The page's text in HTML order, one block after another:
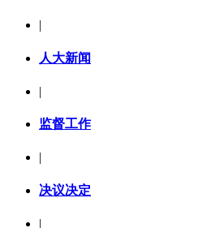
|
人大新闻
|
监督工作
决议决定
|